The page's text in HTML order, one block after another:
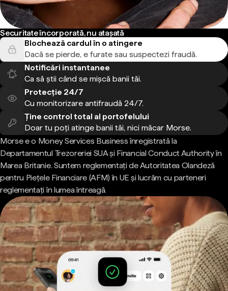
Securitate încorporată, nu atașată
Blochează cardul în o atingere
Dacă se pierde, e furate sau suspectezi fraudă.
Notificări instantanee
Ca să știi când se mișcă banii tăi.
Protecție 24/7
Cu monitorizare antifraudă 24/7.
Ține control total al portofelului
Doar tu poți atinge banii tăi, nici măcar Morse.
Morse e o Money Services Business înregistrată la
Departamentul Trezoreriei SUA și Financial Conduct Authority în
Marea Britanie. Suntem reglementați de Autoritatea Olandeză
pentru Piețele Financiare (AFM) în UE și lucrăm cu parteneri
reglementați în lumea întreagă.